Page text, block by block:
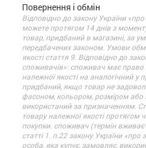
Повернення і обмін
Відповідно до закону України
можете протягом 14 днів з
товар, придбаний в магазині, за
передбачених законом. Умови
якості стаття 9. Відповідно до
споживачів»: споживач має
належної якості на аналогічний у
придбаний, якщо товар не
фасоном, кольором, розміром
використаний за призначенням.
товару належної якості протягом
покупки. споживач (термін
статті 1. п.22 закону України
особа, яка купує, замовляє,